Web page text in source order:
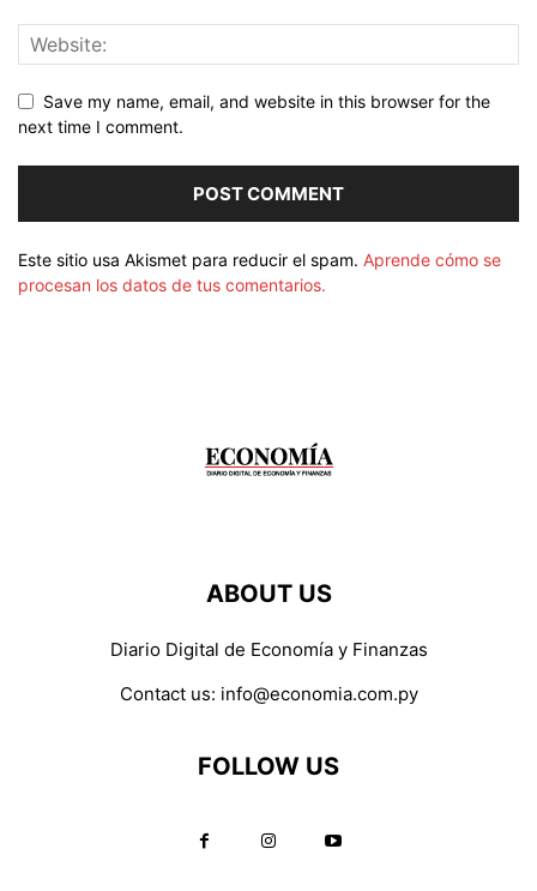
Save my name, email, and website in this browser for the
next time I comment.
Este sitio usa Akismet para reducir el spam. Aprende cómo se
procesan los datos de tus comentarios.
ABOUT US
Diario Digital de Economía y Finanzas
Contact us: info@economia.com.py
FOLLOW US